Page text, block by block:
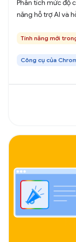
Phân tích mức độ
năng hỗ trợ AI và
Tính năng mới
Công cụ của